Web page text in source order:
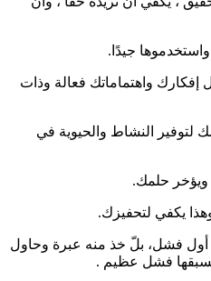
جيدًا.
واهتماماتك فعالة وذات
النشاط والحيوية في
ويؤخر حلمك.
يكفي لتحفيزك.
فشل، بلّ خذ منه عبرة وحاول
فشل عظيم .